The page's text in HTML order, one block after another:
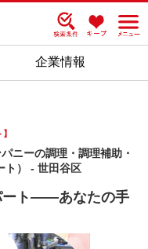
企業情報
ニーの調理・調理補助・
ト） - 世田谷区
ート――あなたの手